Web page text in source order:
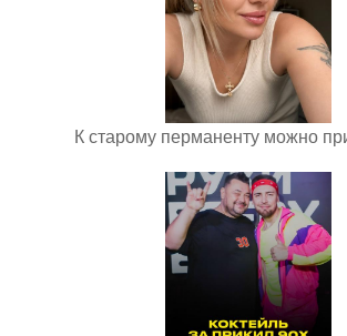
К старому перманенту можно